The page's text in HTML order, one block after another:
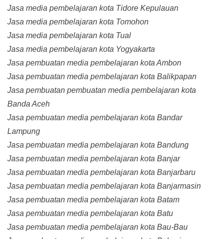
Jasa media pembelajaran kota Tidore Kepulauan
Jasa media pembelajaran kota Tomohon
Jasa media pembelajaran kota Tual
Jasa media pembelajaran kota Yogyakarta
Jasa pembuatan media pembelajaran kota Ambon
Jasa pembuatan media pembelajaran kota Balikpapan
Jasa pembuatan pembuatan media pembelajaran kota
Banda Aceh
Jasa pembuatan media pembelajaran kota Bandar
Lampung
Jasa pembuatan media pembelajaran kota Bandung
Jasa pembuatan media pembelajaran kota Banjar
Jasa pembuatan media pembelajaran kota Banjarbaru
Jasa pembuatan media pembelajaran kota Banjarmasin
Jasa pembuatan media pembelajaran kota Batam
Jasa pembuatan media pembelajaran kota Batu
Jasa pembuatan media pembelajaran kota Bau-Bau